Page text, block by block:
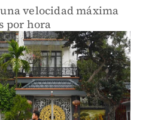
velocidad máxima
por hora